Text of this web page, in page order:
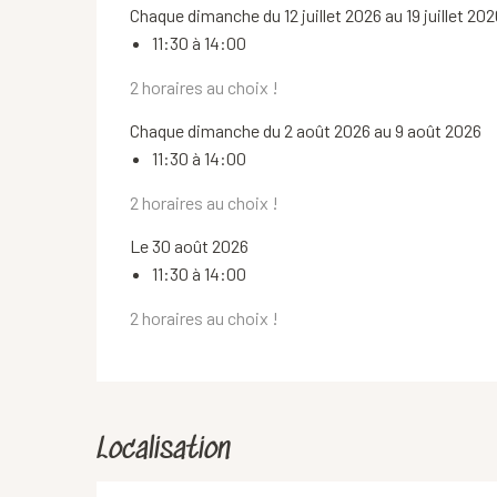
Chaque dimanche du 12 juillet 2026 au 19 juillet
11:30 à 14:00
2 horaires au choix !
Chaque dimanche du 2 août 2026 au 9 août 2026
11:30 à 14:00
2 horaires au choix !
Le 30 août 2026
11:30 à 14:00
2 horaires au choix !
Localisation